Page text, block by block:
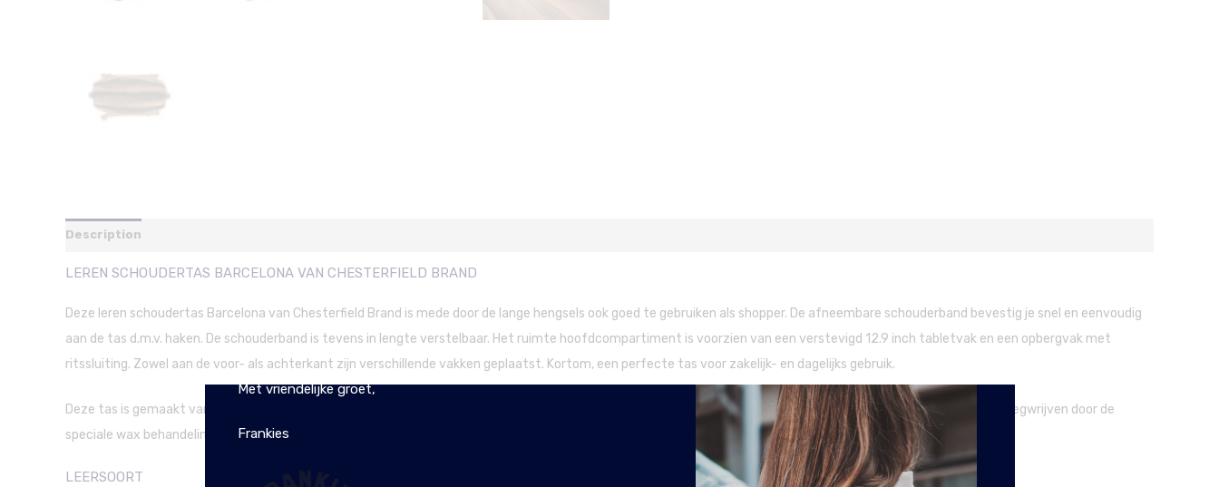
Description
LEREN SCHOUDERTAS BARCELONA VAN CHESTERFIELD BRAND
Deze leren schoudertas Barcelona van Chesterfield Brand is mede door de lange hengsels ook goed te gebruiken als shopper. De afneembare schouderband bevestig je snel en eenvoudig
aan de tas d.m.v. haken. De schouderband is tevens in lengte verstelbaar. Het ruimte hoofdcompartiment is voorzien van een verstevigd 12.9 inch tabletvak en een opbergvak met
ritssluiting. Zowel aan de voor- als achterkant zijn verschillende vakken geplaatst. Kortom, een perfecte tas voor zakelijk- en dagelijks gebruik.
Deze tas is gemaakt van wax pull-up leer. Wax pull-up leer wordt gekenmerkt door een zachte en soepelere structuur. Eventuele gebruikssporen kun je makkelijk wegwrijven door de
speciale wax behandeling die de tas heeft ondergaan. Zo blijft jouw tas jarenlang als nieuw.
LEERSOORT
De webwinkel is tijdelijk gesloten wegens vakantie!
Met vriendelijke groet,
Frankies